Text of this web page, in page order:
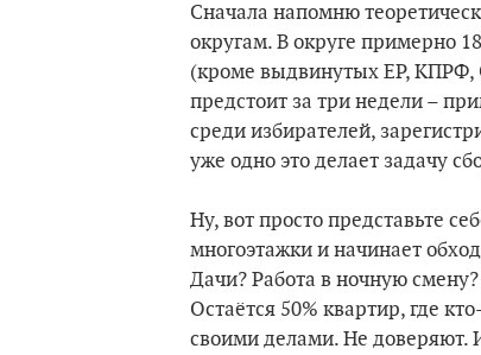
Сначала напомню
округам. В округе примерно
(кроме выдвинутых ЕР, КПРФ,
предстоит за три недели –
среди избирателей,
уже одно это делает задачу
Ну, вот просто представьте
многоэтажки и начинает
Дачи? Работа в ночную
Остаётся 50% квартир, где
своими делами. Не доверяют.